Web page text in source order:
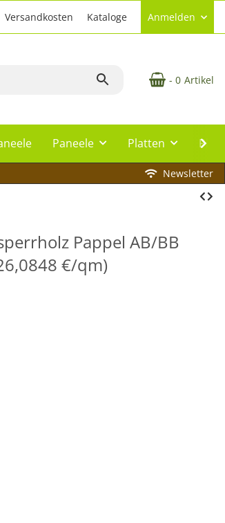
Versandkosten Kataloge Anmelden
- 0 Artikel
Paneele Platten
Newsletter
Pappel AB/BB
€/qm)